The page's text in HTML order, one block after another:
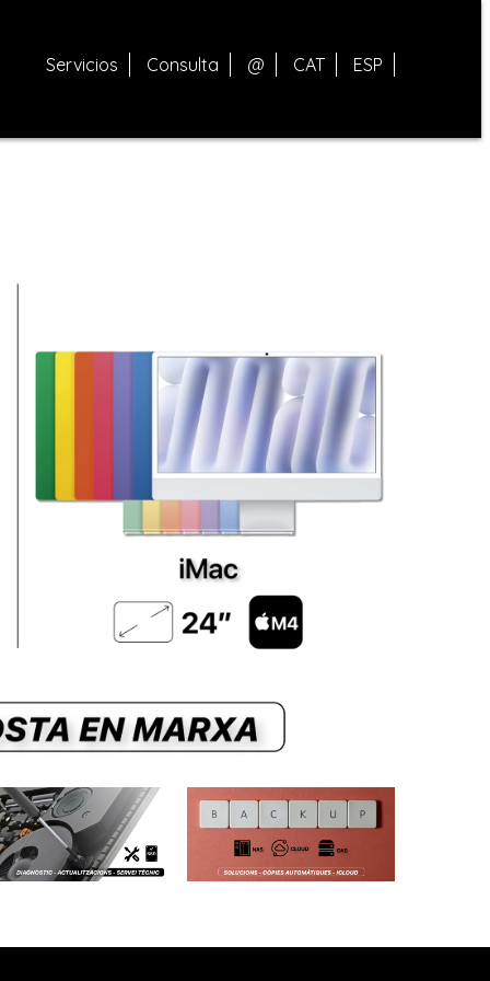
Servicios Consulta @ CAT ESP